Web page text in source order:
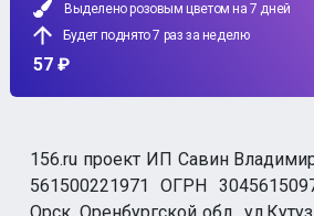
Выделено розовым цветом на 7 дней
Будет поднято 7 раз за неделю
57 ₽
156.ru проект ИП Савин
561500221971 ОГРН